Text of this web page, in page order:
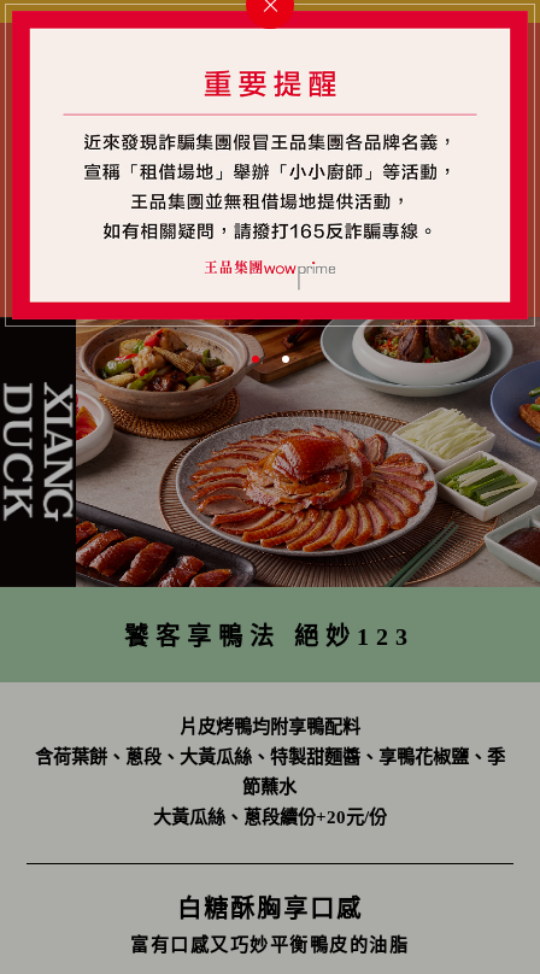
烤
鴨
琥珀色烤鴨與中華料理
菜單一覽
饕客享鴨法 絕妙123
片皮烤鴨均附享鴨配料
含荷葉餅、蔥段、大黃瓜絲、特製甜麵醬、享鴨花椒鹽、季
節蘸水
大黃瓜絲、蔥段續份+20元/份
白糖酥胸享口感
富有口感又巧妙平衡鴨皮的油脂